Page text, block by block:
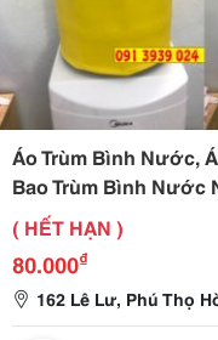
Áo Trùm Bình Nước,
Bao Trùm Bình Nước
( HẾT HẠN )
80.000₫
162 Lê Lư, Phú Thọ